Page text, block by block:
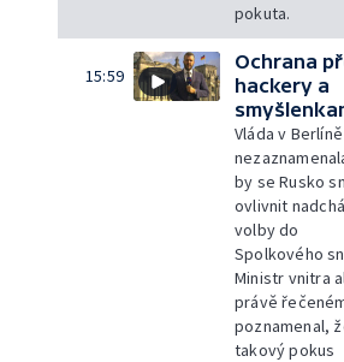
pokuta.
15:59
Ochrana
hackery a
Vláda v
by se Rusko
ovlivnit
volby do
Spolkového
Ministr vnitra
právě
poznamenal,
takový pokus